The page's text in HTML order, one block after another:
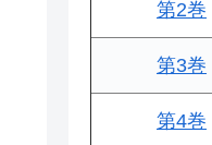
第2巻
第3巻
第4巻